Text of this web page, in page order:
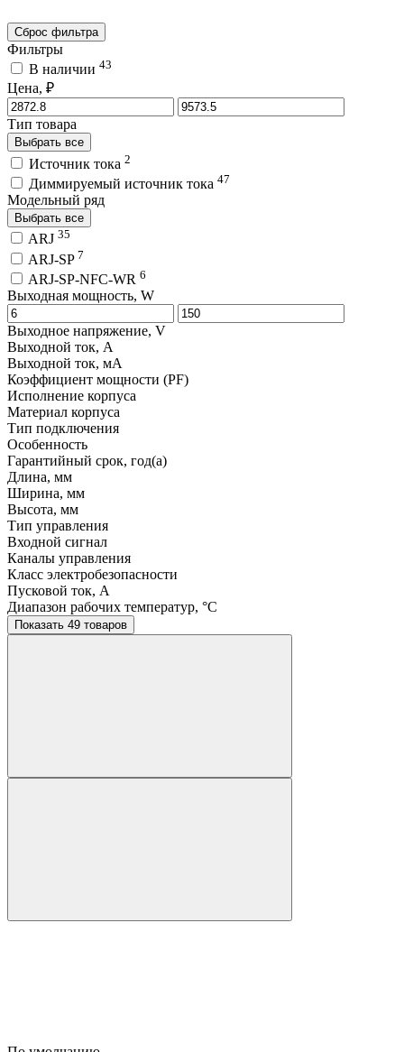
Сброс фильтра
Фильтры
В наличии 43
Цена, ₽
Тип товара
Выбрать все
Источник тока 2
Диммируемый источник тока 47
Модельный ряд
Выбрать все
ARJ 35
ARJ-SP 7
ARJ-SP-NFC-WR 6
Выходная мощность, W
Выходное напряжение, V
Выходной ток, A
Выходной ток, мA
Коэффициент мощности (PF)
Исполнение корпуса
Материал корпуса
Тип подключения
Особенность
Гарантийный срок, год(а)
Длина, мм
Ширина, мм
Высота, мм
Тип управления
Входной сигнал
Каналы управления
Класс электробезопасности
Пусковой ток, A
Диапазон рабочих температур, °C
Показать 49 товаров